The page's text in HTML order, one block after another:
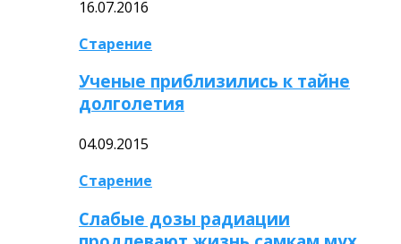
16.07.2016
Старение
Ученые приблизились к тайне
долголетия
04.09.2015
Старение
Слабые дозы радиации